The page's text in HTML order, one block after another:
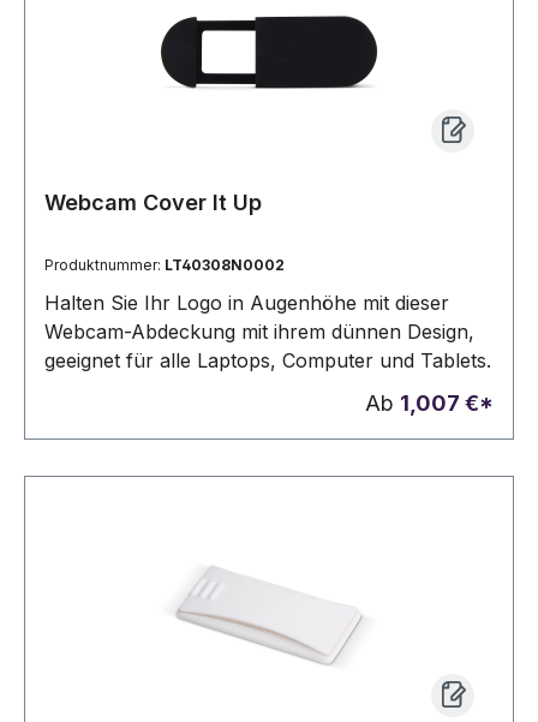
Webcam Cover It Up
Produktnummer: LT40308N0002
Halten Sie Ihr Logo in Augenhöhe mit dieser
Webcam-Abdeckung mit ihrem dünnen Design,
geeignet für alle Laptops, Computer und Tablets.
Ab 1,007 €*